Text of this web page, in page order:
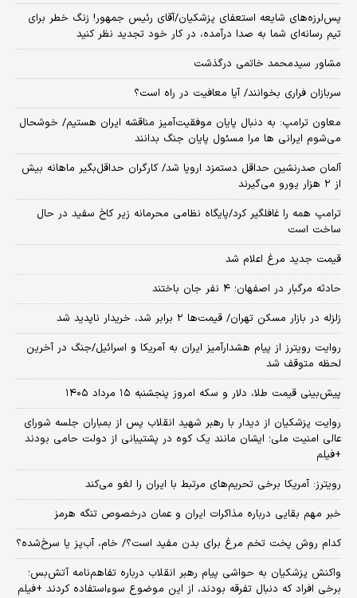
پس‌لرزه‌های شایعه استعفای پزشکیان/آقای رئیس جمهور! زنگ خطر برای
تیم رسانه‌ای شما به صدا درآمده، در کار خود تجدید نظر کنید
مشاور سیدمحمد خاتمی درگذشت
سربازان فراری بخوانند/ آیا معافیت در راه است؟
معاون ترامپ: به دنبال پایان موفقیت‌آمیز مناقشه ایران هستیم/ خوشحال
می‌شوم ایرانی ها مرا مسئول پایان جنگ بدانند
آلمان صدرنشین حداقل دستمزد اروپا شد/ کارگران حداقل‌بگیر ماهانه بیش
از ۲ هزار یورو می‌گیرند
ترامپ همه را غافلگیر کرد/پایگاه نظامی محرمانه زیر کاخ سفید در حال
ساخت است
قیمت جدید مرغ اعلام شد
حادثه مرگبار در اصفهان؛ ۴ نفر جان باختند
زلزله در بازار مسکن تهران/ قیمت‌ها ۲ برابر شد، خریدار ناپدید شد
روایت رویترز از پیام هشدارآمیز ایران به آمریکا و اسرائیل/جنگ در آخرین
لحظه متوقف شد
پیش‌بینی قیمت طلا، دلار و سکه امروز پنجشنبه ۱۵ مرداد ۱۴۰۵
روایت پزشکیان از دیدار با رهبر شهید انقلاب پس از بمباران جلسه شورای
عالی امنیت ملی؛ ایشان مانند یک کوه در پشتیبانی از دولت حامی بودند
+فیلم
رویترز: آمریکا برخی تحریم‌های مرتبط با ایران را لغو می‌کند
خبر مهم بقایی درباره مذاکرات ایران و عمان درخصوص تنگه هرمز
کدام روش پخت تخم مرغ برای بدن مفید است؟/ خام، آب‌پز یا سرخ‌شده؟
واکنش پزشکیان به حواشی پیام رهبر انقلاب درباره تفاهم‌نامه آتش‌بس؛
برخی افراد که دنبال تفرقه بودند، از این موضوع سوءاستفاده کردند +فیلم